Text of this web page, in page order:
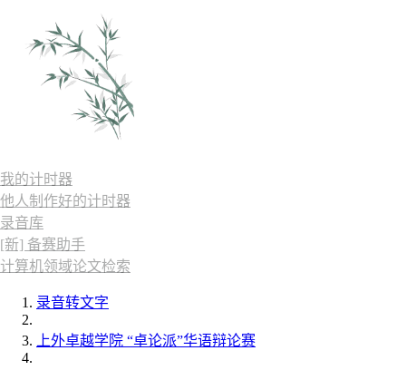
我的计时器
他人制作好的计时器
录音库
[新] 备赛助手
计算机领域论文检索
录音转文字
上外卓越学院 “卓论派”华语辩论赛